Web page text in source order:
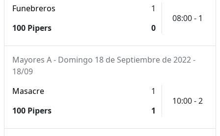
Funebreros
1
100 Pipers
0
08:00 - 1
Mayores A - Domingo 18 de Septiembre de 2022 -
18/09
Masacre
1
100 Pipers
1
10:00 - 2